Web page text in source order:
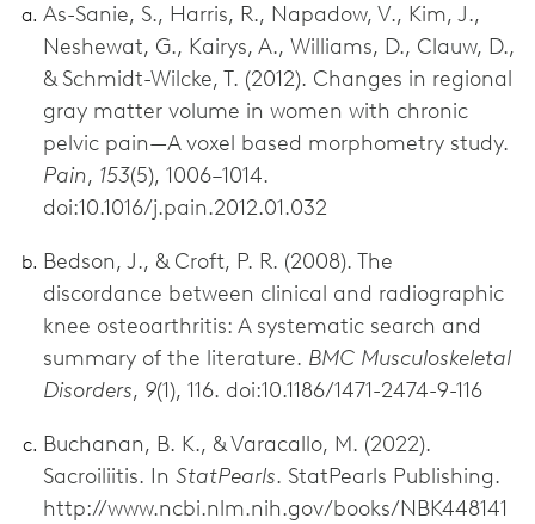
As-Sanie, S., Harris, R., Napadow, V., Kim, J.,
Neshewat, G., Kairys, A., Williams, D., Clauw, D.,
& Schmidt-Wilcke, T. (2012). Changes in regional
gray matter volume in women with chronic
pelvic pain—A voxel based morphometry study.
Pain, 153(5), 1006–1014.
doi:10.1016/j.pain.2012.01.032
Bedson, J., & Croft, P. R. (2008). The
discordance between clinical and radiographic
knee osteoarthritis: A systematic search and
summary of the literature. BMC Musculoskeletal
Disorders, 9(1), 116. doi:10.1186/1471-2474-9-116
Buchanan, B. K., & Varacallo, M. (2022).
Sacroiliitis. In StatPearls. StatPearls Publishing.
http://www.ncbi.nlm.nih.gov/books/NBK448141